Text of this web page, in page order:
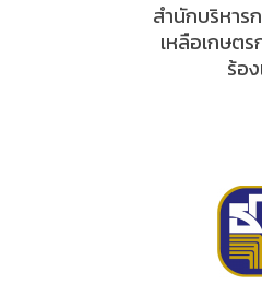
สำนักบริหาร
เหลือเกษตร
ร้อ